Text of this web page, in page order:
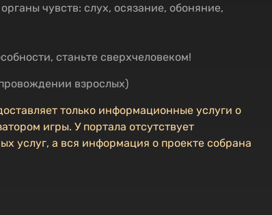
чувств: слух, осязание, обоняние,
станьте сверхчеловеком!
взрослых)
только информационные услуги о
игры. У портала отсутствует
услуг, а вся информация о проекте собрана